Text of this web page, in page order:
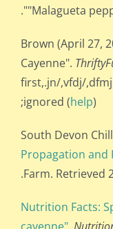
"Malagueta
Brown (April 27,
Cayenne".
first,.jn/,vfdj/
ignored (help);
South Devon
Propagation and
Farm. Retrieved
"Nutrition Facts: